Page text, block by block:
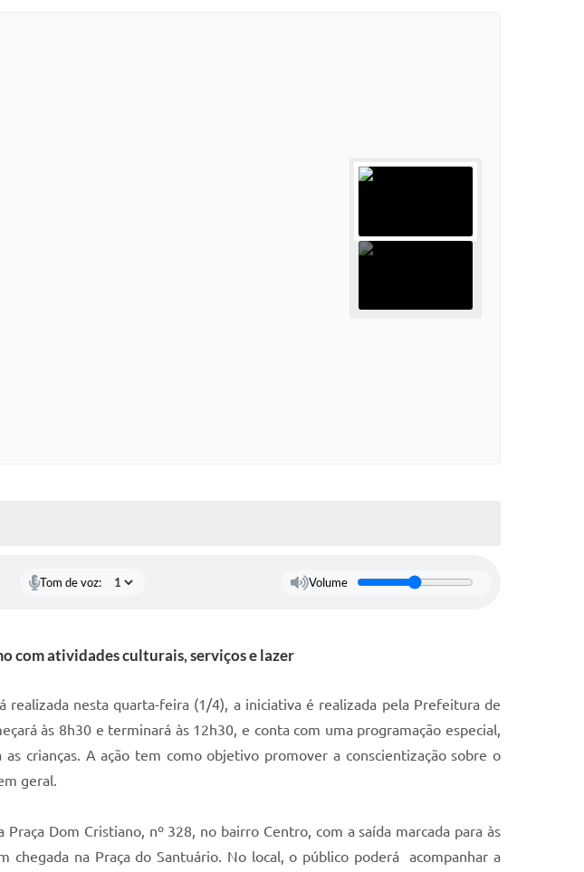
Tom de voz: Volume
com atividades culturais, serviços e lazer
realizada nesta quarta-feira (1/4), a iniciativa é realizada pela Prefeitura de
às 8h30 e terminará às 12h30, e conta com uma programação especial,
crianças. A ação tem como objetivo promover a conscientização sobre o
geral.
Dom Cristiano, nº 328, no bairro Centro, com a saída marcada para às
na Praça do Santuário. No local, o público poderá acompanhar a